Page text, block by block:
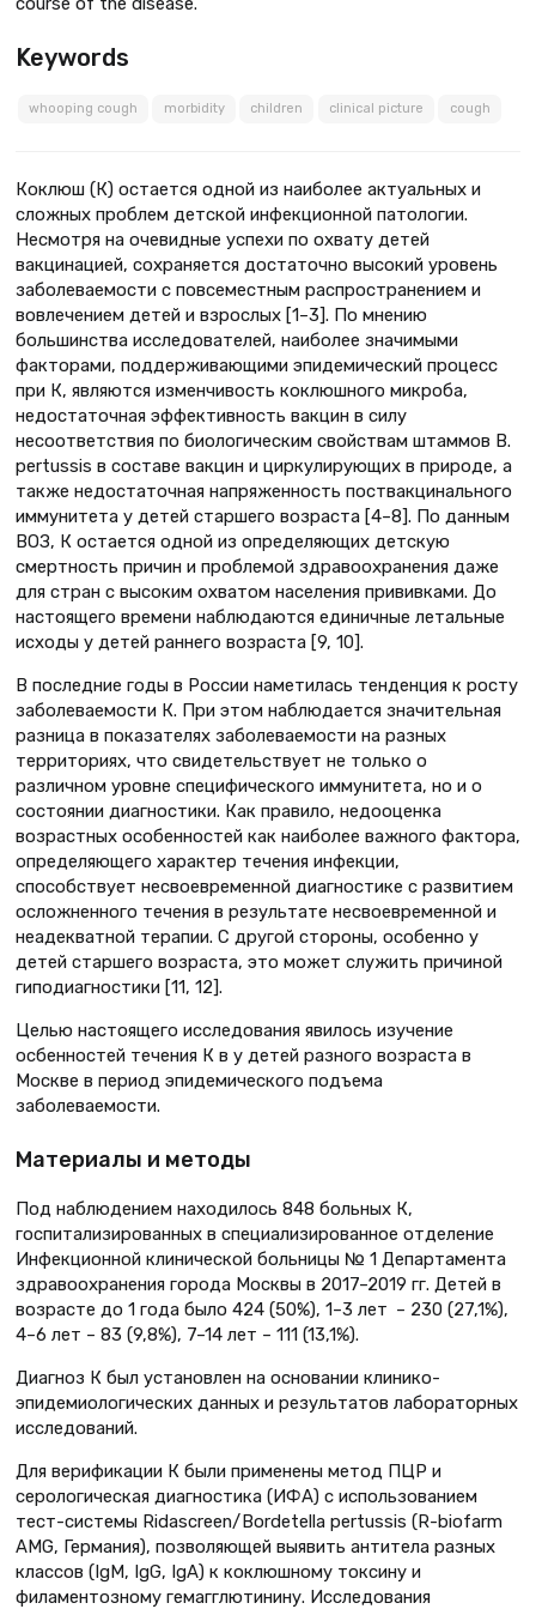
Keywords
whooping cough morbidity children clinical picture cough
Коклюш (К) остается одной из наиболее актуальных и
сложных проблем детской инфекционной патологии.
Несмотря на очевидные успехи по охвату детей
вакцинацией, сохраняется достаточно высокий уровень
заболеваемости с повсеместным распространением и
вовлечением детей и взрослых [1–3]. По мнению
большинства исследователей, наиболее значимыми
факторами, поддерживающими эпидемический процесс
при К, являются изменчивость коклюшного микроба,
недостаточная эффективность вакцин в силу
несоответствия по биологическим свойствам штаммов B.
pertussis в составе вакцин и циркулирующих в природе, а
также недостаточная напряженность поствакцинального
иммунитета у детей старшего возраста [4–8]. По данным
ВОЗ, К остается одной из определяющих детскую
смертность причин и проблемой здравоохранения даже
для стран с высоким охватом населения прививками. До
настоящего времени наблюдаются единичные летальные
исходы у детей раннего возраста [9, 10].
В последние годы в России наметилась тенденция к росту
заболеваемости К. При этом наблюдается значительная
разница в показателях заболеваемости на разных
территориях, что свидетельствует не только о
различном уровне специфического иммунитета, но и о
состоянии диагностики. Как правило, недооценка
возрастных особенностей как наиболее важного фактора,
определяющего характер течения инфекции,
способствует несвоевременной диагностике с развитием
осложненного течения в результате несвоевременной и
неадекватной терапии. С другой стороны, особенно у
детей старшего возраста, это может служить причиной
гиподиагностики [11, 12].
Целью настоящего исследования явилось изучение
осбенностей течения К в у детей разного возраста в
Москве в период эпидемического подъема
заболеваемости.
Материалы и методы
Под наблюдением находилось 848 больных К,
госпитализированных в специализированное отделение
Инфекционной клинической больницы № 1 Департамента
здравоохранения города Москвы в 2017–2019 гг. Детей в
возрасте до 1 года было 424 (50%), 1–3 лет – 230 (27,1%),
4–6 лет – 83 (9,8%), 7–14 лет – 111 (13,1%).
Диагноз К был установлен на основании клинико-
эпидемиологических данных и результатов лабораторных
исследований.
Для верификации К были применены метод ПЦР и
серологическая диагностика (ИФА) с использованием
тест-системы Ridascreen/Bordetella pertussis (R-biofarm
AMG, Германия), позволяющей выявить антитела разных
классов (IgM, IgG, IgA) к коклюшному токсину и
филаментозному гемагглютинину. Исследования